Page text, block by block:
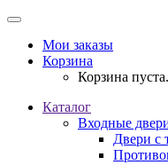
Мои заказы
Корзина
Корзина пуста.
Каталог
Входные
Двери с